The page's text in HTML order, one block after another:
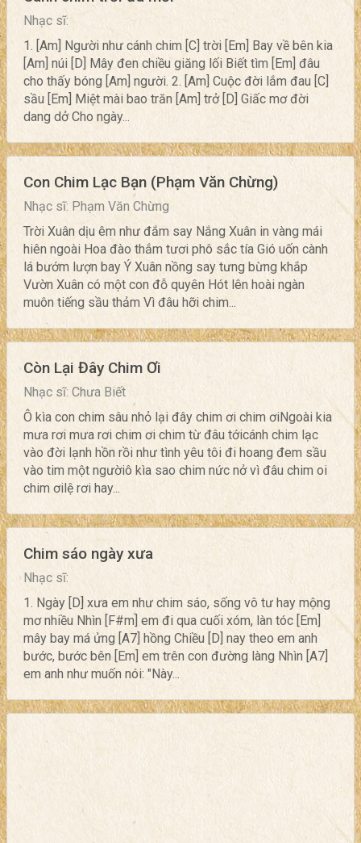
Nhạc sĩ:
1. [Am] Người như cánh chim [C] trời [Em] Bay về bên kia
[Am] núi [D] Mây đen chiều giăng lối Biết tìm [Em] đâu
cho thấy bóng [Am] người. 2. [Am] Cuộc đời lắm đau [C]
sầu [Em] Miệt mài bao trăn [Am] trở [D] Giấc mơ đời
dang dở Cho ngày...
Con Chim Lạc Bạn (Phạm Văn Chừng)
Nhạc sĩ: Phạm Văn Chừng
Trời Xuân dịu êm như đắm say Nắng Xuân in vàng mái
hiên ngoài Hoa đào thắm tươi phô sắc tía Gió uốn cành
lá bướm lượn bay Ý Xuân nồng say tưng bừng khắp
Vườn Xuân có một con đỗ quyên Hót lên hoài ngàn
muôn tiếng sầu thảm Vì đâu hỡi chim...
Còn Lại Đây Chim Ơi
Nhạc sĩ: Chưa Biết
Ô kìa con chim sâu nhỏ lại đây chim ơi chim ơiNgoài kia
mưa rơi mưa rơi chim ơi chim từ đâu tớicánh chim lạc
vào đời lạnh hồn rồi như tình yêu tôi đi hoang đem sầu
vào tim một ngườiô kìa sao chim nức nở vì đâu chim oi
chim ơilệ rơi hay...
Chim sáo ngày xưa
Nhạc sĩ:
1. Ngày [D] xưa em như chim sáo, sống vô tư hay mộng
mơ nhiều Nhìn [F#m] em đi qua cuối xóm, làn tóc [Em]
mây bay má ửng [A7] hồng Chiều [D] nay theo em anh
bước, bước bên [Em] em trên con đường làng Nhìn [A7]
em anh như muốn nói: "Này...